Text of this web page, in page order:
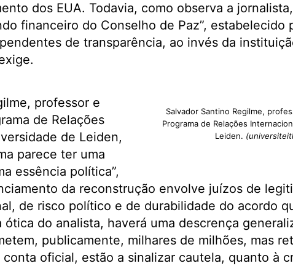
dos EUA. Todavia, como observa a
financeiro do Conselho de Paz”, estabelecido
de transparência, ao invés da
Salvador Santino Regilme,
Programa de Relações
Leiden.
professor e
de Relações
de Leiden,
parece ter uma
essência política”,
da reconstrução envolve juízos de
de risco político e de durabilidade do acordo
do analista, haverá uma descrença
publicamente, milhares de milhões, mas
oficial, estão a sinalizar cautela, quanto à